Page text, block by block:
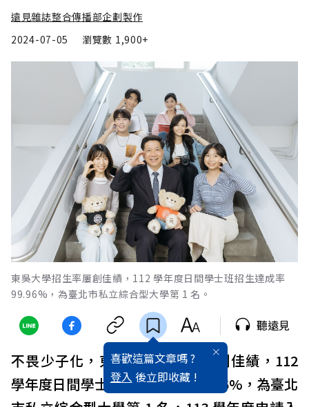
遠見雜誌整合傳播部企劃製作
2024-07-05
瀏覽數 1,900+
東吳大學招生率屢創佳績，112 學年度日間學士班招生達成率
99.96%，為臺北市私立綜合型大學第 1 名。
喜歡這篇文章嗎 ?
登入 後立即收藏 !
聽遠見
不畏少子化，東吳大學招生率屢創佳績，112
學年度日間學士班招生達成率 99.96%，為臺北